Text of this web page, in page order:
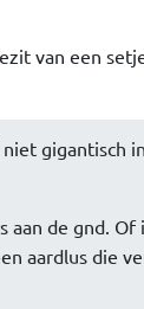
van een
gigantisch
de gnd. Of
aardlus die